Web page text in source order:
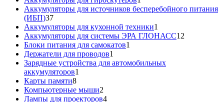
товар
Аккумуляторы для источников бесперебойного питания
(ИБП)3737
товаров
Аккумуляторы для кухонной техники1
товар
Аккумуляторы для системы ЭРА ГЛОНАСС12
Блоки питания для самокатов1
Держатели для проводов1
товар
Зарядные устройства для автомобильных
аккумуляторов1
Карты памяти88
товаров
Компьютерные мыши2
товара
Лампы для проекторов44